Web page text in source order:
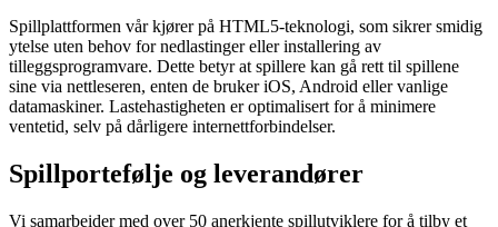
Spillplattformen vår kjører på HTML5-teknologi, som sikrer smidig
ytelse uten behov for nedlastinger eller installering av
tilleggsprogramvare. Dette betyr at spillere kan gå rett til spillene
sine via nettleseren, enten de bruker iOS, Android eller vanlige
datamaskiner. Lastehastigheten er optimalisert for å minimere
ventetid, selv på dårligere internettforbindelser.
Spillportefølje og leverandører
Vi samarbeider med over 50 anerkjente spillutviklere for å tilby et